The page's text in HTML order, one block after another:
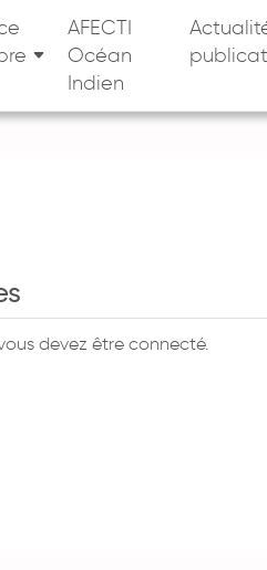
AFECTI
Océan
Indien
devez être connecté.